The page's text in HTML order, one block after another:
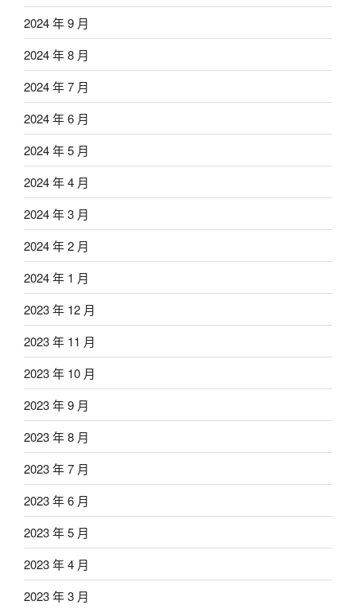
2024 年 9 月
2024 年 8 月
2024 年 7 月
2024 年 6 月
2024 年 5 月
2024 年 4 月
2024 年 3 月
2024 年 2 月
2024 年 1 月
2023 年 12 月
2023 年 11 月
2023 年 10 月
2023 年 9 月
2023 年 8 月
2023 年 7 月
2023 年 6 月
2023 年 5 月
2023 年 4 月
2023 年 3 月